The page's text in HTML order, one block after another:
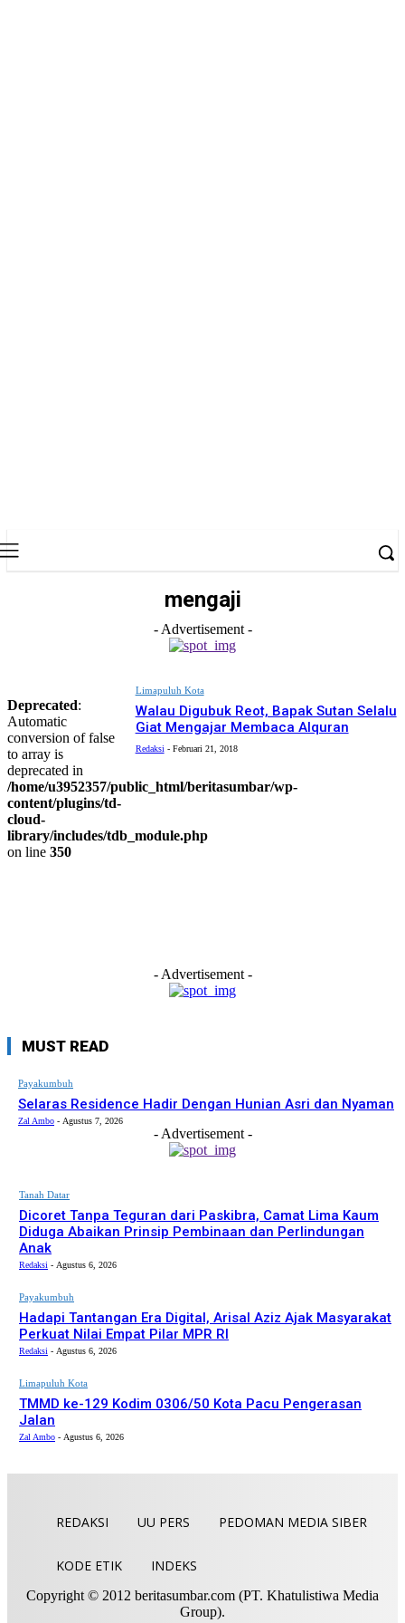
mengaji
- Advertisement -
Deprecated:
Automatic
conversion of false
to array is
deprecated in
/home/u3952357/public_html/beritasumbar/wp-
content/plugins/td-
cloud-
library/includes/tdb_module.php
on line 350
Limapuluh Kota
Walau Digubuk Reot, Bapak Sutan Selalu
Giat Mengajar Membaca Alquran
Redaksi - Februari 21, 2018
- Advertisement -
MUST READ
Payakumbuh
Selaras Residence Hadir Dengan Hunian Asri dan Nyaman
Zal Ambo - Agustus 7, 2026
- Advertisement -
Tanah Datar
Dicoret Tanpa Teguran dari Paskibra, Camat Lima Kaum
Diduga Abaikan Prinsip Pembinaan dan Perlindungan
Anak
Redaksi - Agustus 6, 2026
Payakumbuh
Hadapi Tantangan Era Digital, Arisal Aziz Ajak Masyarakat
Perkuat Nilai Empat Pilar MPR RI
Redaksi - Agustus 6, 2026
Limapuluh Kota
TMMD ke-129 Kodim 0306/50 Kota Pacu Pengerasan
Jalan
Zal Ambo - Agustus 6, 2026
REDAKSI UU PERS PEDOMAN MEDIA SIBER
KODE ETIK INDEKS
Copyright © 2012 beritasumbar.com (PT. Khatulistiwa Media
Group).